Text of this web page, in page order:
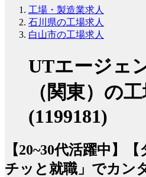
工場・製造業求人
石川県の工場求人
白山市の工場求人
UTエージェ
（関東）の
(1199181)
【20~30代活躍中】
チッと就職」でカン